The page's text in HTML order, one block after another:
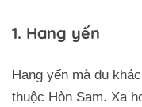
1. Hang yến
Hang yến mà du
thuộc Hòn Sam. Xa